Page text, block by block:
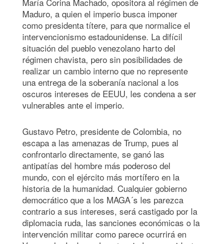
Maduro, a quien el imperio busca imponer
como presidenta títere, para que normalice el
intervencionismo estadounidense. La difícil
situación del pueblo venezolano harto del
régimen chavista, pero sin posibilidades de
realizar un cambio interno que no represente
una entrega de la soberanía nacional a los
oscuros intereses de EEUU, les condena a ser
vulnerables ante el imperio.
Gustavo Petro, presidente de Colombia, no
escapa a las amenazas de Trump, pues al
confrontarlo directamente, se ganó las
antipatías del hombre más poderoso del
mundo, con el ejército más mortífero en la
historia de la humanidad. Cualquier gobierno
democrático que a los MAGA´s les parezca
contrario a sus intereses, será castigado por la
diplomacia ruda, las sanciones económicas o la
intervención militar como parece ocurrirá en